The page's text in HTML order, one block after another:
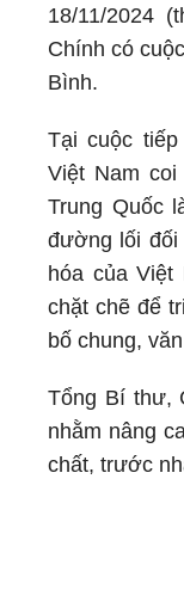
18/11/2024
Chính có
Bình.
Tại cuộc
Việt Nam
Trung Quốc
đường lối đối
hóa của
chặt chẽ để
bố chung,
Tổng Bí thư,
nhằm nâng
chất, trước